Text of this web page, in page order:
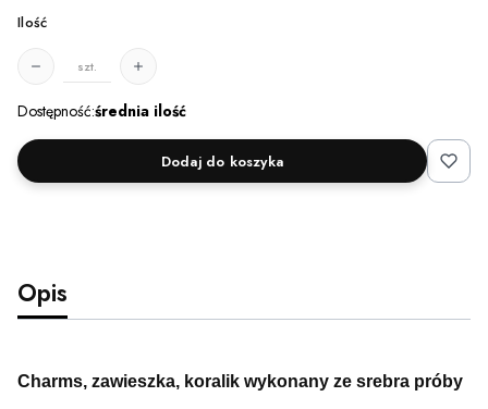
Ilość
szt.
Dostępność:średnia ilość
Dodaj do koszyka
Opis
Charms, zawieszka, koralik wykonany ze srebra próby